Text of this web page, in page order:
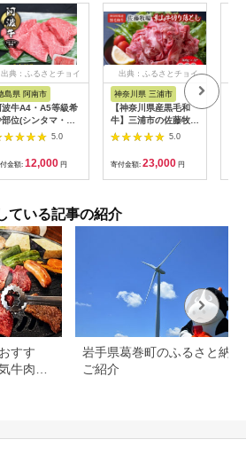
出典：ふるさとチョイ
島県 阿南市
波牛A4・A5等級希
位(シンタマ・ラ
プ・カイノミ)焼肉
【1209463】
5.0
金額: 12,000 円
出典：ふるさとチョイ
神奈川県 三浦市
【神奈川県産黒毛和
牛】三浦市の佐藤牧場
が育てた葉山牛 切り
落とし3P M079-
5.0
寄付金額: 23,000 円
ている記事の紹介
すす
牛肉還
岩手県葛巻町のふるさと納税
ご紹介